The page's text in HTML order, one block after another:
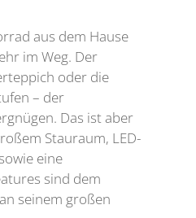
aus dem Hause
im Weg. Der
oder die
– der
Das ist aber
Stauraum, LED-
eine
sind dem
seinem großen